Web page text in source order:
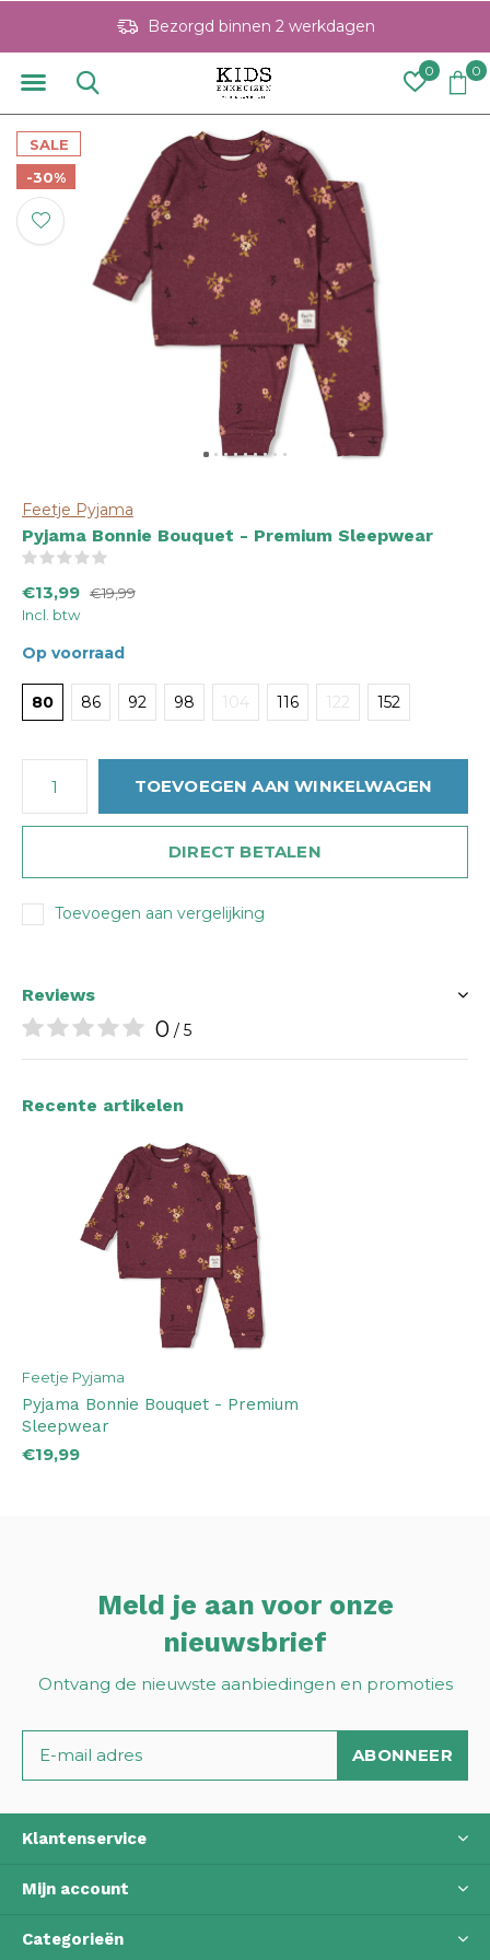
0 0
Bezorgd binnen 2 werkdagen
SALE
-30%
Feetje Pyjama
Pyjama Bonnie Bouquet - Premium Sleepwear
€13,99 €19,99
Incl. btw
Op voorraad
80 86 92 98 104 116 122 152
TOEVOEGEN AAN WINKELWAGEN
DIRECT BETALEN
Toevoegen aan vergelijking
Reviews
0 / 5
Recente artikelen
Feetje Pyjama
Pyjama Bonnie Bouquet - Premium
Sleepwear
€19,99
Meld je aan voor onze
nieuwsbrief
Ontvang de nieuwste aanbiedingen en promoties
ABONNEER
Klantenservice
Mijn account
Categorieën